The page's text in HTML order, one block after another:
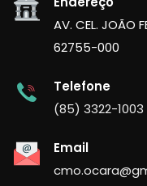
AV. CEL. JOÃO
62755-000
Telefone
(85) 3322-1003
Email